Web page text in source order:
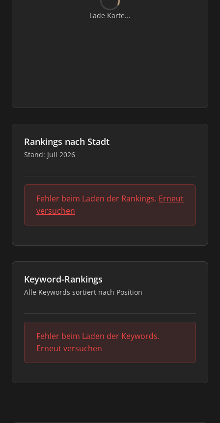
Lade Karte...
Rankings nach Stadt
Stand: Juli 2026
Fehler beim Laden der Rankings. Erneut
versuchen
Keyword-Rankings
Alle Keywords sortiert nach Position
Fehler beim Laden der Keywords.
Erneut versuchen